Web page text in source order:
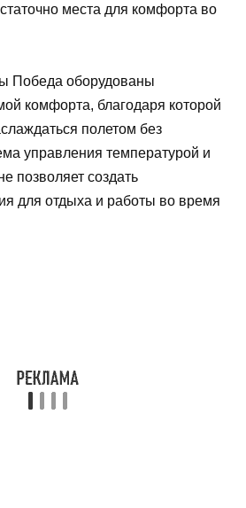
места для комфорта во
Победа оборудованы
комфорта, благодаря которой
полетом без
управления температурой и
позволяет создать
для отдыха и работы во время